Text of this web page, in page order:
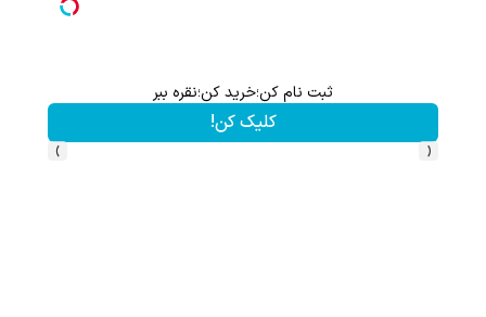
ثبت نام کن؛خرید کن؛نقره ببر
کلیک کن!
‹
›